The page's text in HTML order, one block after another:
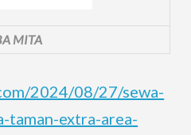
MITA
2024/08/27/sewa-
taman-extra-area-